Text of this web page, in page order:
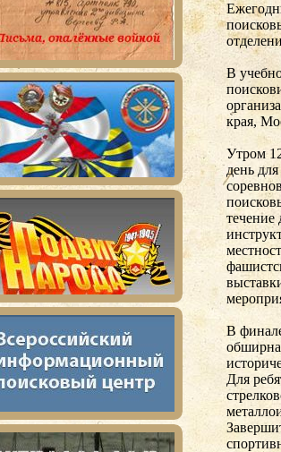
В
края,
Утром
день
В
Для